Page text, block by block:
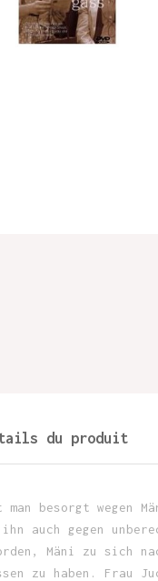
du produit
besorgt wegen
ihn auch gegen
Mäni zu
zu haben.